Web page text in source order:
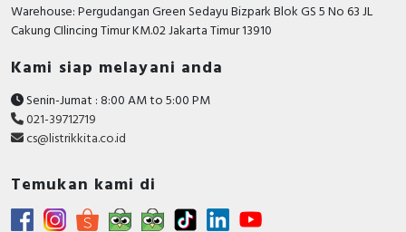
Warehouse: Pergudangan Green Sedayu Bizpark Blok GS 5 No 63 JL
Cakung CIlincing Timur KM.02 Jakarta Timur 13910
Kami siap melayani anda
Senin-Jumat : 8:00 AM to 5:00 PM
021-39712719
cs@listrikkita.co.id
Temukan kami di